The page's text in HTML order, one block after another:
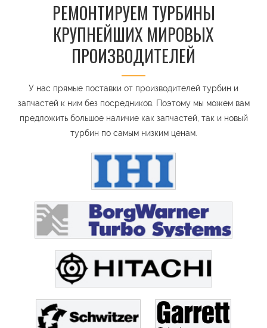
РЕМОНТИРУЕМ ТУРБИНЫ
КРУПНЕЙШИХ МИРОВЫХ
ПРОИЗВОДИТЕЛЕЙ
У нас прямые поставки от производителей турбин и
запчастей к ним без посредников. Поэтому мы можем вам
предложить большое наличие как запчастей, так и новый
турбин по самым низким ценам.